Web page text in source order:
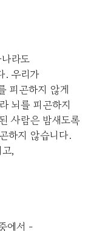
라도
. 우리가
피곤하지 않게
뇌를 피곤하지
사람은 밤새도록
하지 않습니다.
,
에서 -